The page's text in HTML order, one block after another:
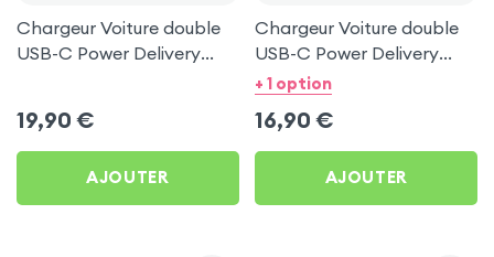
Chargeur Voiture double
USB-C Power Delivery
19,90 €
AJOUTER
Chargeur Voiture double
USB-C Power Delivery
20W - Swissten pour
+ 1 option
16,90 €
AJOUTER